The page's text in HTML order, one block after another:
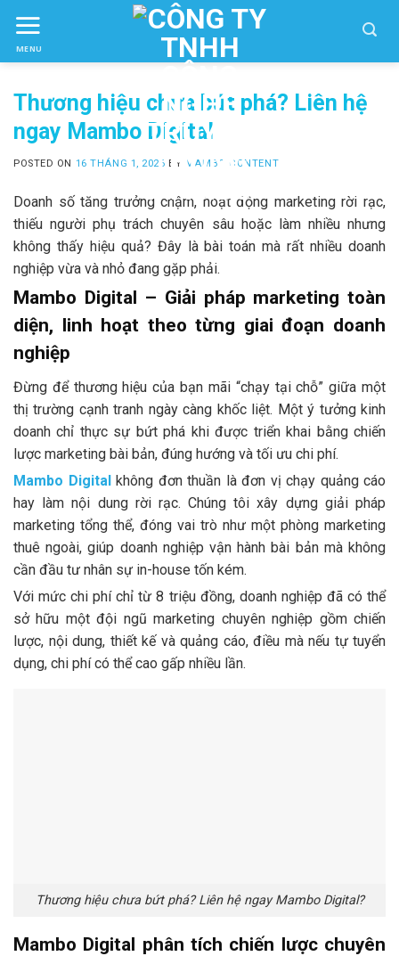
ctent
MENU
Thương hiệu chưa bứt phá? Liên hệ
ngay Mambo Digital
POSTED ON 16 THÁNG 1, 2026 BY MAMBO CONTENT
Doanh số tăng trưởng chậm, hoạt động marketing rời rạc,
thiếu người phụ trách chuyên sâu hoặc làm nhiều nhưng
không thấy hiệu quả? Đây là bài toán mà rất nhiều doanh
nghiệp vừa và nhỏ đang gặp phải.
Mambo Digital – Giải pháp marketing toàn
diện, linh hoạt theo từng giai đoạn doanh
nghiệp
Đừng để thương hiệu của bạn mãi “chạy tại chỗ” giữa một
thị trường cạnh tranh ngày càng khốc liệt. Một ý tưởng kinh
doanh chỉ thực sự bứt phá khi được triển khai bằng chiến
lược marketing bài bản, đúng hướng và tối ưu chi phí.
Mambo Digitalkhông đơn thuần là đơn vị chạy quảng cáo
hay làm nội dung rời rạc. Chúng tôi xây dựng giải pháp
marketing tổng thể, đóng vai trò như một phòng marketing
thuê ngoài, giúp doanh nghiệp vận hành bài bản mà không
cần đầu tư nhân sự in-house tốn kém.
Với mức chi phí chỉ từ 8 triệu đồng, doanh nghiệp đã có thể
sở hữu một đội ngũ marketing chuyên nghiệp gồm chiến
lược, nội dung, thiết kế và quảng cáo, điều mà nếu tự tuyển
dụng, chi phí có thể cao gấp nhiều lần.
Thương hiệu chưa bứt phá? Liên hệ ngay Mambo Digital?
Mambo Digital phân tích chiến lược chuyên